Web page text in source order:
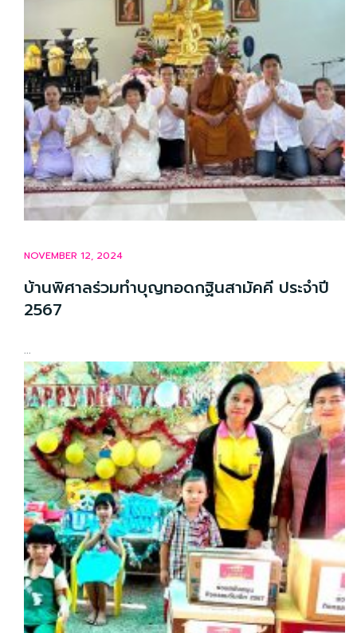
NOVEMBER 12, 2024
บ้านพิศาลร่วมทำบุญทอดกฐินสามัคคี ประจำปี
2567
...